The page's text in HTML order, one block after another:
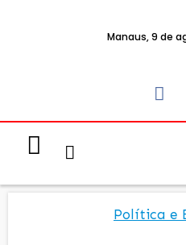
Manaus, 9 de
Política e